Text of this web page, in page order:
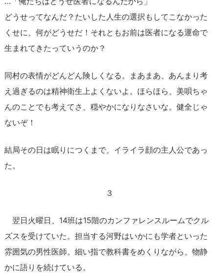
どうせってなんだ？たいした人生の選択もしてこなかった
くせに、何がどうせだ！それともお前は医者になる運命で
生まれてきたっていうのか？
同村の表情がどんどん険しくなる。まあまあ、あんまり考
え過ぎるのは精神衛生上よくないよ。ほらほら、美唄ちゃ
んのことでも考えてさ、穏やかになりなさいな。健全じゃ
ないぞ！
結局その日は眠りにつくまで、イライラ顔の主人公であっ
た。
３
翌日火曜日、14班は15階のカンファレンスルームでクル
ズスを受けていた。担当する河野はいかにも学者といった
雰囲気の男性医師。細い指で教科書をめくりながら、物静
かに語りを続けている。